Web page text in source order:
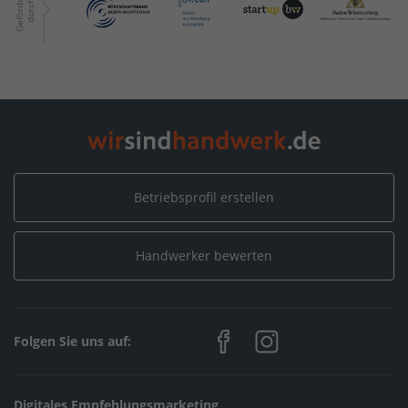
G
e
f
ö
r
de
r
t
d
u
r
ch
Betriebsprofil erstellen
Handwerker bewerten
Folgen Sie uns auf: